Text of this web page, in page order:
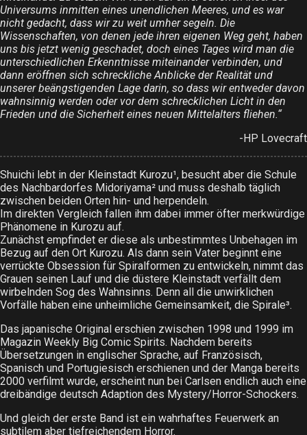
Universums inmitten eines unendlichen Meeres, und es war
nicht gedacht, dass wir zu weit umher segeln. Die
Wissenschaften, von denen jede ihren eigenen Weg geht, haben
uns bis jetzt wenig geschadet, doch eines Tages wird man die
unterschiedlichen Erkenntnisse miteinander verbinden, und
dann eröffnen sich schreckliche Anblicke der Realität und
unserer beängstigenden Lage darin, so dass wir entweder davon
wahnsinnig werden oder vor dem schrecklichen Licht in den
Frieden und die Sicherheit eines neuen Mittelalters fliehen.“
-HP Lovecraft
Shuichi lebt in der Kleinstadt Kurozu¹, besucht aber die Schule
des Nachbardorfes Midoriyama² und muss deshalb täglich
zwischen beiden Orten hin- und herpendeln.
Im direkten Vergleich fallen ihm dabei immer öfter merkwürdige
Phänomene in Kurozu auf.
Zunächst empfindet er diese als unbestimmtes Unbehagen im
Bezug auf den Ort Kurozu. Als dann sein Vater beginnt eine
verrückte Obsession für Spiralformen zu entwickeln, nimmt das
Grauen seinen Lauf und die düstere Kleinstadt verfällt dem
wirbelnden Sog des Wahnsinns. Denn all die unwirklichen
Vorfälle haben eine unheimliche Gemeinsamkeit, die Spirale³.
Das japanische Original erschien zwischen 1998 und 1999 im
Magazin Weekly Big Comic Spirits. Nachdem bereits
Übersetzungen in englischer Sprache, auf Französisch,
Spanisch und Portugiesisch erschienen und der Manga bereits
2000 verfilmt wurde, erscheint nun bei Carlsen endlich auch eine
dreibändige deutsch Adaption des Mystery/Horror-Schockers.
Und gleich der erste Band ist ein wahrhaftes Feuerwerk an
subtilem aber tiefreichendem Horror.